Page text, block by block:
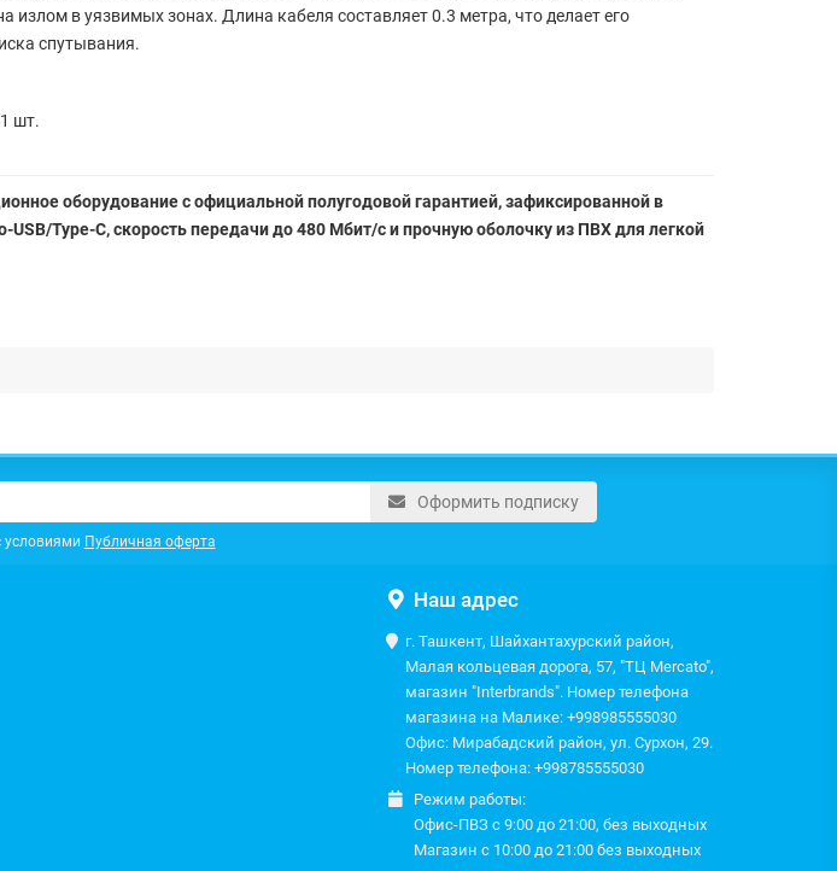
в уязвимых зонах. Длина кабеля составляет 0.3 метра, что делает его
спутывания.
шт.
оборудование с официальной полугодовой гарантией, зафиксированной в
Type-C, скорость передачи до 480 Мбит/с и прочную оболочку из ПВХ для легкой
Оформить подписку
условиями Публичная оферта
Наш адрес
г. Ташкент, Шайхантахурский район,
Малая кольцевая дорога, 57, "ТЦ Mercato",
магазин "Interbrands". Номер телефона
магазина на Малике: +998985555030
Офис: Мирабадский район, ул. Сурхон, 29.
Номер телефона: +998785555030
Режим работы:
Офис-ПВЗ с 9:00 до 21:00, без выходных
Магазин с 10:00 до 21:00 без выходных